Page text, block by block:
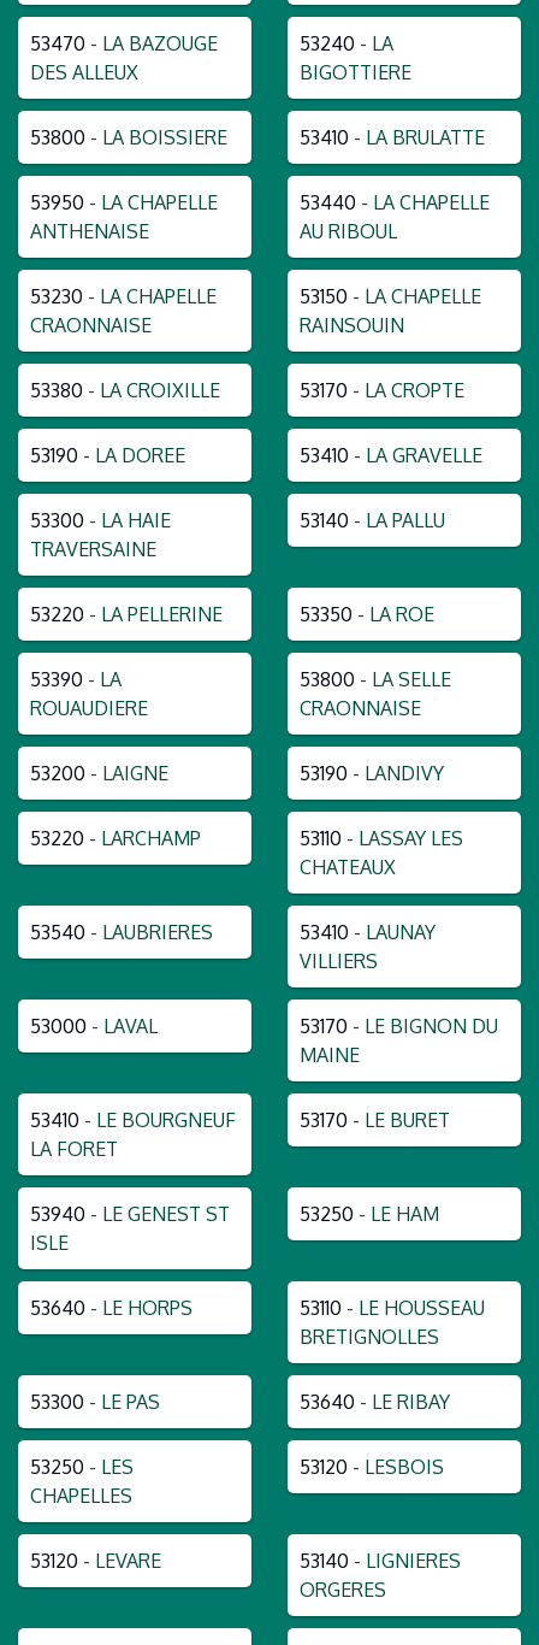
53470 - LA BAZOUGE
DES ALLEUX
53240 - LA
BIGOTTIERE
53800 - LA BOISSIERE 53410 - LA BRULATTE
53950 - LA CHAPELLE
ANTHENAISE
53440 - LA CHAPELLE
AU RIBOUL
53230 - LA CHAPELLE
CRAONNAISE
53150 - LA CHAPELLE
RAINSOUIN
53380 - LA CROIXILLE 53170 - LA CROPTE
53190 - LA DOREE 53410 - LA GRAVELLE
53300 - LA HAIE
TRAVERSAINE
53140 - LA PALLU
53220 - LA PELLERINE 53350 - LA ROE
53390 - LA
ROUAUDIERE
53800 - LA SELLE
CRAONNAISE
53200 - LAIGNE 53190 - LANDIVY
53220 - LARCHAMP 53110 - LASSAY LES
CHATEAUX
53540 - LAUBRIERES 53410 - LAUNAY
VILLIERS
53000 - LAVAL 53170 - LE BIGNON DU
MAINE
53410 - LE BOURGNEUF
LA FORET
53170 - LE BURET
53940 - LE GENEST ST
ISLE
53250 - LE HAM
53640 - LE HORPS 53110 - LE HOUSSEAU
BRETIGNOLLES
53300 - LE PAS 53640 - LE RIBAY
53250 - LES
CHAPELLES
53120 - LESBOIS
53120 - LEVARE 53140 - LIGNIERES
ORGERES